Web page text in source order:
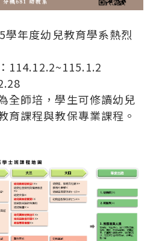
學年度幼兒教育學系熱烈
114.12.2~115.1.2
全師培，學生可修讀幼兒
育課程與教保專業課程。